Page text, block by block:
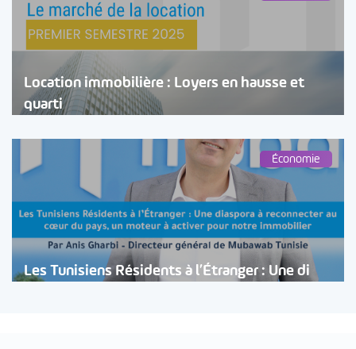
Location immobilière : Loyers en hausse et
quarti
Économie
Les Tunisiens Résidents à l’Étranger : Une di